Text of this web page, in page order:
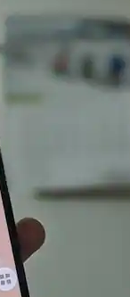
भी कुछ ही
करना भी
आने पर वह
आंसर नहीं देने